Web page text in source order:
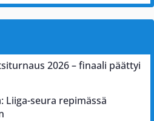
2026 – finaali päättyi
Liiga-seura repimässä